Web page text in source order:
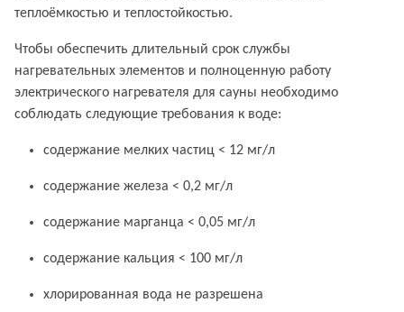
теплоёмкостью и теплостойкостью.
Чтобы обеспечить длительный срок службы
нагревательных элементов и полноценную работу
электрического нагревателя для сауны необходимо
соблюдать следующие требования к воде:
содержание мелких частиц < 12 мг/л
содержание железа < 0,2 мг/л
содержание марганца < 0,05 мг/л
содержание кальция < 100 мг/л
хлорированная вода не разрешена